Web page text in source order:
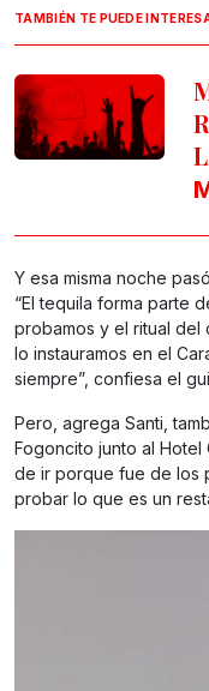
TAMBIÉN TE PUEDE
Y esa misma noche
“El tequila forma parte
probamos y el ritual
lo instauramos en el
siempre”, confiesa el
Pero, agrega Santi,
Fogoncito junto al Hotel
de ir porque fue de los
probar lo que es un